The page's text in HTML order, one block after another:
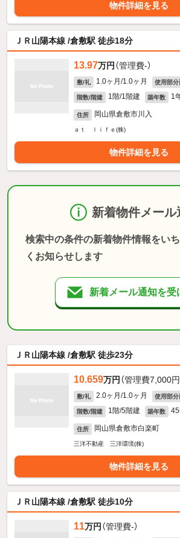
物件詳細を見る
ＪＲ山陽本線 /倉敷駅 徒歩18分
13.97万円 （管理費-）
敷/礼 1.0ヶ月/1.0ヶ月 使用部分
階数/階建 1階/1階建 築年数 1
住所 岡山県倉敷市川入
ａｔ ｌｉｆｅ(株)
物件詳細を見る
新着物件メール
検索中の条件の新着物件情報をい
くお知らせします
新着メール通知を受
ＪＲ山陽本線 /倉敷駅 徒歩23分
10.659万円 （管理費7,000円
敷/礼 2.0ヶ月/1.0ヶ月 使用部分
階数/階建 1階/5階建 築年数
住所 岡山県倉敷市白楽町
三洋不動産 三洋環境(株)
物件詳細を見る
ＪＲ山陽本線 /倉敷駅 徒歩10分
11万円 （管理費-）